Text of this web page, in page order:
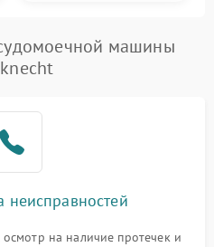
машины
неисправностей
на наличие протечек и